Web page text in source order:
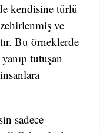
kendisine türlü
ve
Bu örneklerde
tutuşan
sadece